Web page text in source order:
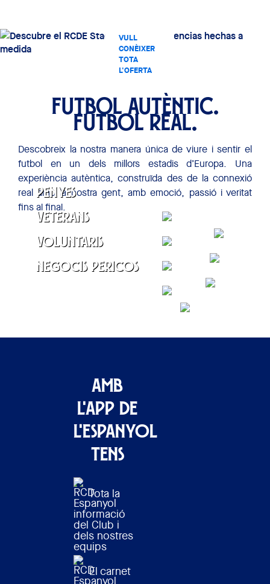
VULL
CONÈIXER
TOTA
L'OFERTA
STADIUM
FUTBOL AUTÈNTIC.
FUTBOL REAL.
Descobreix la nostra manera única de viure i sentir el
futbol en un dels millors estadis d’Europa. Una
experiència autèntica, construïda des de la connexió
real amb la nostra gent, amb emoció, passió i veritat
fins al final.
Penyes
CONTACTAR
Veterans
CONTACTAR
Voluntaris
CONTACTAR
Negocis Pericos
Amb
l'APP de
l'Espanyol
tens
Tota la
informació
del Club i
dels nostres
equips
El carnet